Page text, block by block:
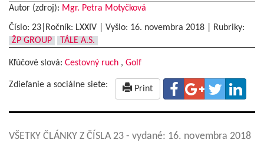
Autor (zdroj): Mgr. Petra Motyčková
Číslo: 23|Ročník: LXXIV | Vyšlo: 16. novembra 2018
Rubriky:
ŽP GROUP
TÁLE A.S.
Kľúčové slová: Cestovný ruch , Golf
Zdieľanie a sociálne siete: Print
VŠETKY ČLÁNKY Z ČÍSLA 23 - vydané: 16. novembra 2018